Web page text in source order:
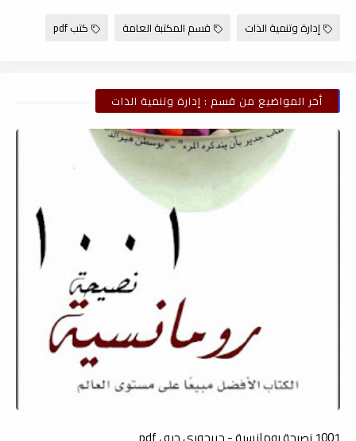
إدارة وتنمية الذات قسم المكتبة العامة كتب pdf
أخر المواضيع من قسم : إدارة وتنمية الذات